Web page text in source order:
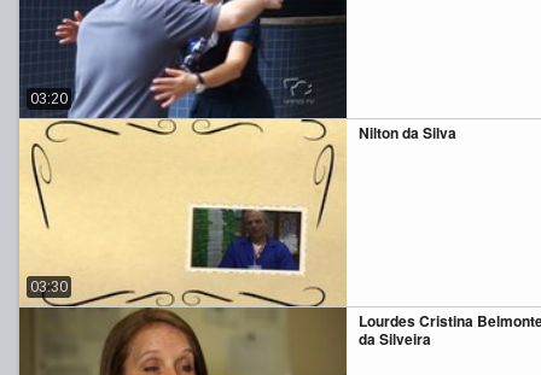
03:20
Nilton da Silva
03:30
Lourdes Cristina
da Silveira